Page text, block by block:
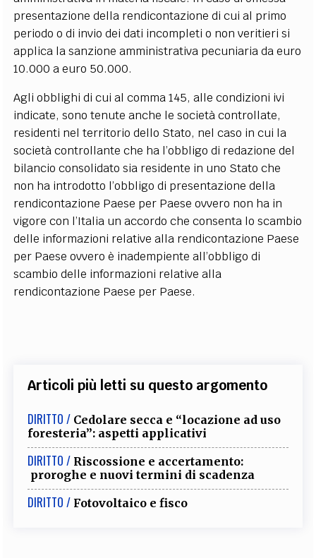
presentazione della rendicontazione di cui al primo
periodo o di invio dei dati incompleti o non veritieri si
applica la sanzione amministrativa pecuniaria da euro
10.000 a euro 50.000.
Agli obblighi di cui al comma 145, alle condizioni ivi
indicate, sono tenute anche le società controllate,
residenti nel territorio dello Stato, nel caso in cui la
società controllante che ha l’obbligo di redazione del
bilancio consolidato sia residente in uno Stato che
non ha introdotto l’obbligo di presentazione della
rendicontazione Paese per Paese ovvero non ha in
vigore con l’Italia un accordo che consenta lo scambio
delle informazioni relative alla rendicontazione Paese
per Paese ovvero è inadempiente all’obbligo di
scambio delle informazioni relative alla
rendicontazione Paese per Paese.
Articoli più letti su questo argomento
DIRITTO / Cedolare secca e “locazione ad uso
foresteria”: aspetti applicativi
DIRITTO / Riscossione e accertamento:
proroghe e nuovi termini di scadenza
DIRITTO / Fotovoltaico e fisco